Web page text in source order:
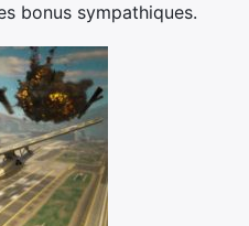
bonus sympathiques.